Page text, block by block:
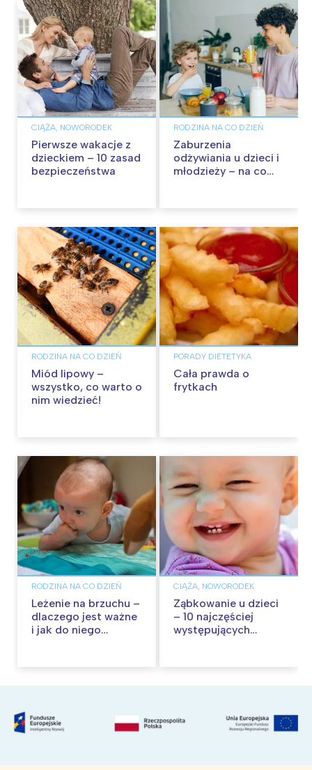
CIĄŻA, NOWORODEK
Pierwsze wakacje z
dzieckiem – 10 zasad
bezpieczeństwa
RODZINA NA CO DZIEŃ
Zaburzenia
odżywiania u dzieci i
młodzieży – na co
RODZINA NA CO DZIEŃ
Miód lipowy –
wszystko, co warto o
nim wiedzieć!
PORADY DIETETYKA
Cała prawda o
frytkach
RODZINA NA CO DZIEŃ
Leżenie na brzuchu –
dlaczego jest ważne
i jak do niego
CIĄŻA, NOWORODEK
Ząbkowanie u dzieci
– 10 najczęściej
występujących